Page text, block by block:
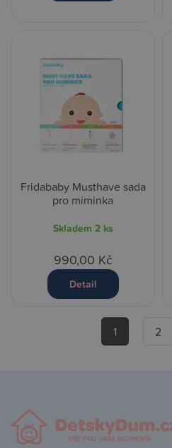
Fridababy Musthave sada
pro miminka
Skladem 2 ks
990,00 Kč
Detail
1 2